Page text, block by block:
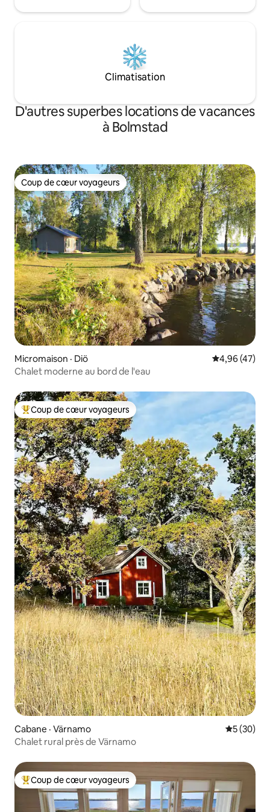
Climatisation
D'autres superbes locations de vacances
à Bolmstad
Coup de cœur voyageurs
Coup de cœur voyageurs
Micromaison · Diö Note
4,96 (47)
Chalet moderne au bord de l'eau
Coup de cœur voyageurs parmi les plus aimés
Coup de cœur voyageurs
Cabane · Värnamo Note
5 (30)
Chalet rural près de Värnamo
Coup de cœur voyageurs parmi les plus aimés
Coup de cœur voyageurs